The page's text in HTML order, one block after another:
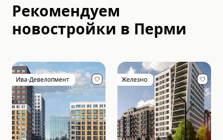
Рекомендуем
новостройки в Перми
Ива-Девелопмент Железно